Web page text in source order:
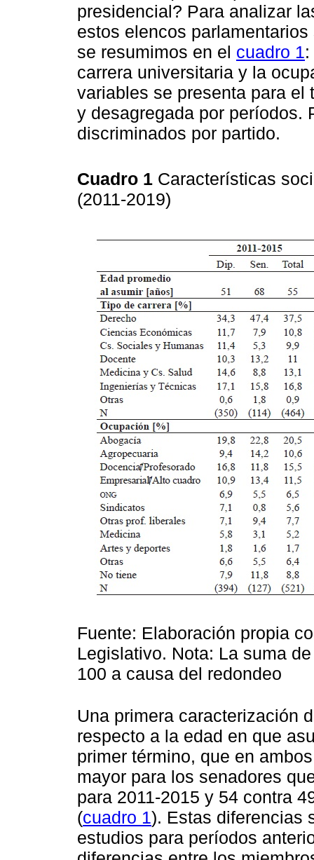
presidencial? Para analizar
estos elencos
se resumimos en el cuadro 1
carrera universitaria y la
variables se presenta para
y desagregada por períodos.
discriminados por partido.
Cuadro 1 Características
(2011-2019)
Fuente: Elaboración propia
Legislativo. Nota: La suma
100 a causa del redondeo
Una primera caracterización
respecto a la edad en que
primer término, que en
mayor para los senadores
para 2011-2015 y 54 contra
(cuadro 1). Estas diferencias
estudios para períodos